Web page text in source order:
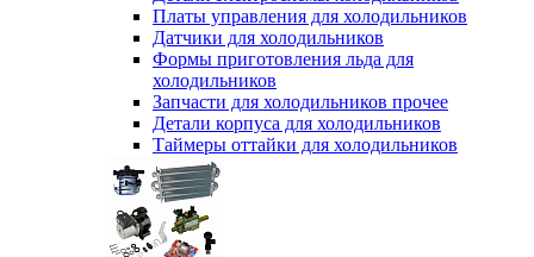
Платы управления для холодильников
Датчики для холодильников
Формы приготовления льда для
холодильников
Запчасти для холодильников прочее
Детали корпуса для холодильников
Таймеры оттайки для холодильников